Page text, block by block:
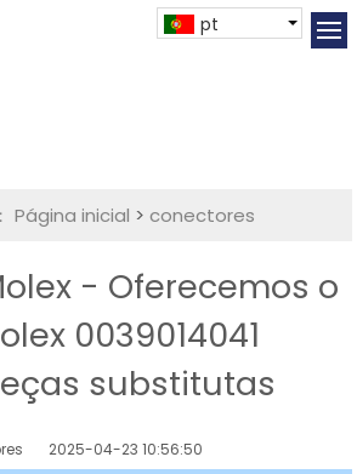
pt
Página inicial >conectores
- Oferecemos o
0039014041
substitutas
2025-04-23 10:56:50